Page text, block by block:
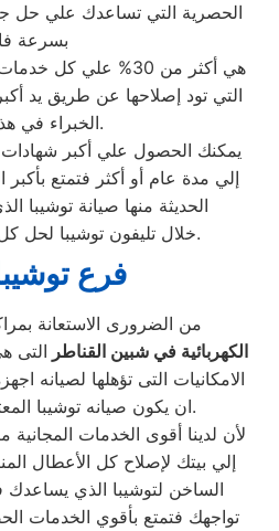
الحصرية التي تساعدك علي حل
بسرعة
هي أكثر من 30% علي
التي تود إصلاحها عن طريق يد
الخبراء في هذا المجال.
يمكنك الحصول علي أكبر
إلي مدة عام أو أكثر فتمتع
الحديثة منها صيانة توشيبا
خلال تليفون توشيبا لحل كل الأعطال التي تواجهك.
فرع
من الضرورى الاستعانة
الكهربائية في شبين القناطر التى
الامكانيات التى تؤهلها لصيانه
ان يكون صيانه توشيبا المعتمد فى شبين القناطر.
لأن لدينا أقوى الخدمات
إلي بيتك لإصلاح كل الأعطال
الساخن لتوشيبا الذي
تواجهك فتمتع بأقوي الخدمات